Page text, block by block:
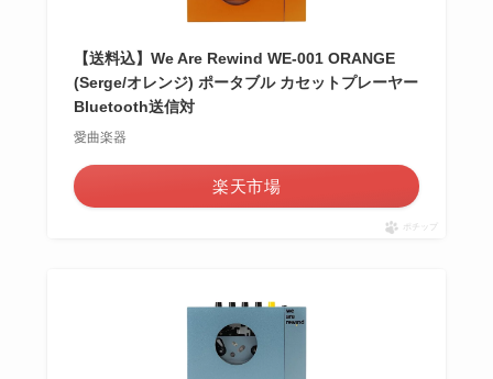
【送料込】We Are Rewind WE-001 ORANGE
(Serge/オレンジ) ポータブル カセットプレーヤー
Bluetooth送信対
愛曲楽器
楽天市場
ポチップ